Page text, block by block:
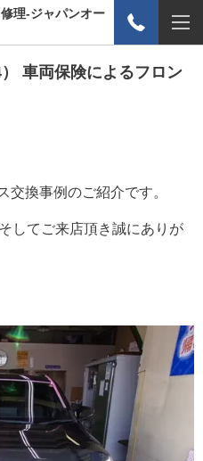
理-ジャパンオー
） 車両保険によるフロン
交換事例のご紹介です。
してご来店頂き誠にありが